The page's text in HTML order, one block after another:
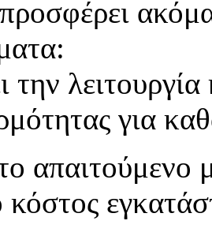
την
για
απαιτούμενο
κόστος